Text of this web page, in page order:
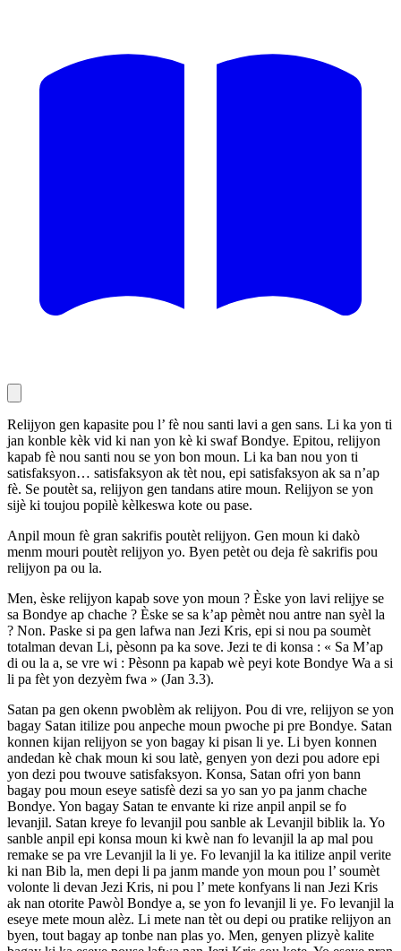
Relijyon gen kapasite pou l’ fè nou santi lavi a gen sans. Li ka yon ti
jan konble kèk vid ki nan yon kè ki swaf Bondye. Epitou, relijyon
kapab fè nou santi nou se yon bon moun. Li ka ban nou yon ti
satisfaksyon… satisfaksyon ak tèt nou, epi satisfaksyon ak sa n’ap
fè. Se poutèt sa, relijyon gen tandans atire moun. Relijyon se yon
sijè ki toujou popilè kèlkeswa kote ou pase.
Anpil moun fè gran sakrifis poutèt relijyon. Gen moun ki dakò
menm mouri poutèt relijyon yo. Byen petèt ou deja fè sakrifis pou
relijyon pa ou la.
Men, èske relijyon kapab sove yon moun ? Èske yon lavi relijye se
sa Bondye ap chache ? Èske se sa k’ap pèmèt nou antre nan syèl la
? Non. Paske si pa gen lafwa nan Jezi Kris, epi si nou pa soumèt
totalman devan Li, pèsonn pa ka sove. Jezi te di konsa : « Sa M’ap
di ou la a, se vre wi : Pèsonn pa kapab wè peyi kote Bondye Wa a si
li pa fèt yon dezyèm fwa » (Jan 3.3).
Satan pa gen okenn pwoblèm ak relijyon. Pou di vre, relijyon se yon
bagay Satan itilize pou anpeche moun pwoche pi pre Bondye. Satan
konnen kijan relijyon se yon bagay ki pisan li ye. Li byen konnen
andedan kè chak moun ki sou latè, genyen yon dezi pou adore epi
yon dezi pou twouve satisfaksyon. Konsa, Satan ofri yon bann
bagay pou moun eseye satisfè dezi sa yo san yo pa janm chache
Bondye. Yon bagay Satan te envante ki rize anpil anpil se fo
levanjil. Satan kreye fo levanjil pou sanble ak Levanjil biblik la. Yo
sanble anpil epi konsa moun ki kwè nan fo levanjil la ap mal pou
remake se pa vre Levanjil la li ye. Fo levanjil la ka itilize anpil verite
ki nan Bib la, men depi li pa janm mande yon moun pou l’ soumèt
volonte li devan Jezi Kris, ni pou l’ mete konfyans li nan Jezi Kris
ak nan otorite Pawòl Bondye a, se yon fo levanjil li ye. Fo levanjil la
eseye mete moun alèz. Li mete nan tèt ou depi ou pratike relijyon an
byen, tout bagay ap tonbe nan plas yo. Men, genyen plizyè kalite